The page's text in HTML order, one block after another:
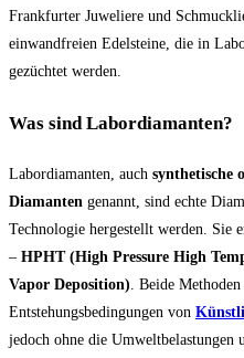
Frankfurter Juweliere und
einwandfreien Edelsteine, die in
gezüchtet werden.
Was sind Labordiamanten?
Labordiamanten, auch synthetische
Diamanten genannt, sind echte
Technologie hergestellt werden. Sie
– HPHT (High Pressure High
Vapor Deposition). Beide
Entstehungsbedingungen von
jedoch ohne die Umweltbelastungen